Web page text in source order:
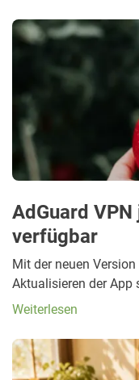
AdGuard
verfügbar
Mit der neuen
Aktualisieren der App
Weiterlesen